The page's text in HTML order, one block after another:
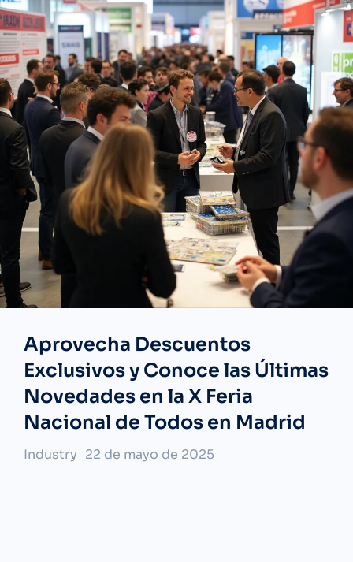
Aprovecha Descuentos
Exclusivos y Conoce las Últimas
Novedades en la X Feria
Nacional de Todos en Madrid
Industry 22 de mayo de 2025